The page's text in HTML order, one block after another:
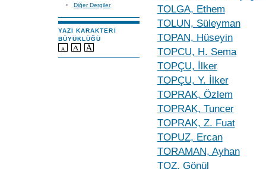
Diğer Dergiler
YAZI KARAKTERI
BÜYÜKLÜĞÜ
TOLGA, Ethem
TOLUN, Süleyman
TOPAN, Hüseyin
TOPCU, H. Sema
TOPÇU, İlker
TOPÇU, Y. İlker
TOPRAK, Özlem
TOPRAK, Tuncer
TOPRAK, Z. Fuat
TOPUZ, Ercan
TORAMAN, Ayhan
TOZ, Gönül